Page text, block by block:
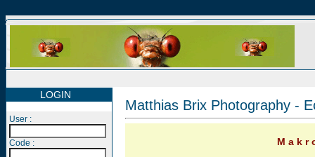
LOGIN
User :
Code :
Matthias Brix Photography -
M a k r